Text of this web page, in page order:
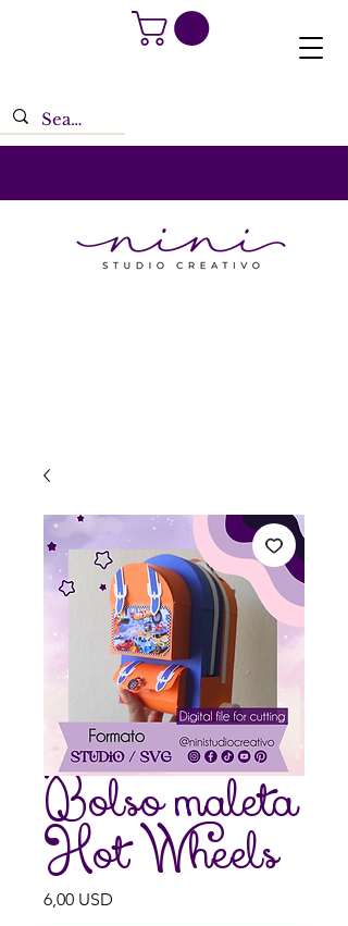
Bolso maleta
Hot Wheels
6,00 USD